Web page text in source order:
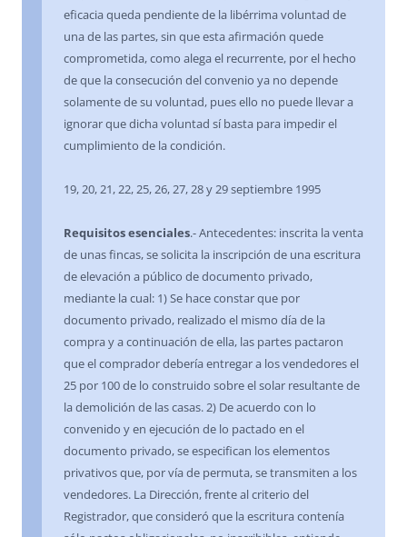
eficacia queda pendiente de la libérrima voluntad de
una de las partes, sin que esta afirmación quede
comprometida, como alega el recurrente, por el hecho
de que la consecución del convenio ya no depende
solamente de su voluntad, pues ello no puede llevar a
ignorar que dicha voluntad sí basta para impedir el
cumplimiento de la condición.
19, 20, 21, 22, 25, 26, 27, 28 y 29 septiembre 1995
Requisitos esenciales.- Antecedentes: inscrita la venta
de unas fincas, se solicita la inscripción de una escritura
de elevación a público de documento privado,
mediante la cual: 1) Se hace constar que por
documento privado, realizado el mismo día de la
compra y a continuación de ella, las partes pactaron
que el comprador debería entregar a los vendedores el
25 por 100 de lo construido sobre el solar resultante de
la demolición de las casas. 2) De acuerdo con lo
convenido y en ejecución de lo pactado en el
documento privado, se especifican los elementos
privativos que, por vía de permuta, se transmiten a los
vendedores. La Dirección, frente al criterio del
Registrador, que consideró que la escritura contenía